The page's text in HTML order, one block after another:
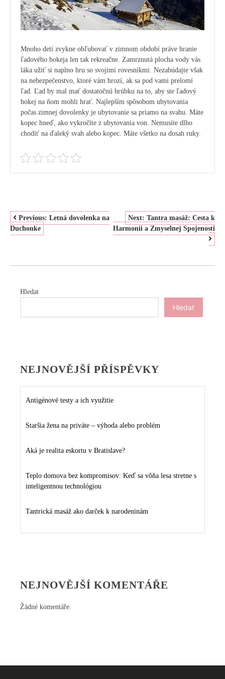
Mnoho detí zvykne obľubovať v zimnom období práve hranie
ľadového hokeja len tak rekreačne. Zamrznutá plocha vody vás
láka užiť si naplno hru so svojimi rovesníkmi. Nezabúdajte však
na nebezpečenstvo, ktoré vám hrozí, ak sa pod vami prelomí
ľad. Ľad by mal mať dostatočnú hrúbku na to, aby ste ľadový
hokej na ňom mohli hrať. Najlepším spôsobom ubytovania
počas zimnej dovolenky je ubytovanie sa priamo na svahu. Máte
kopec hneď, ako vykročíte z ubytovania von. Nemusíte dlho
chodiť na ďaleký svah alebo kopec. Máte všetko na dosah ruky.
NAVIGACE
PRO
Previous: Letná dovolenka na
Duchonke
Next: Tantra masáž: Cesta k
Harmonii a Zmyselnej Spojenosti
Hledat
Hledat
NEJNOVĚJŠÍ PŘÍSPĚVKY
Antigénové testy a ich využitie
Staršia žena na priváte – výhoda alebo problém
Aká je realita eskortu v Bratislave?
Teplo domova bez kompromisov: Keď sa vôňa lesa stretne s
inteligentnou technológiou
Tantrická masáž ako darček k narodeninám
NEJNOVĚJŠÍ KOMENTÁŘE
Žádné komentáře.